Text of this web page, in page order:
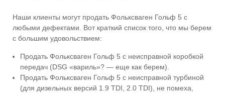
Наши клиенты могут продать Фольксваген Гольф 5 с
любыми дефектами. Вот краткий список того, что мы берем
с большим удовольствием:
Продать Фольксваген Гольф 5 с неисправной коробкой
передач (DSG «вариль»? — еще как берем).
Продать Фольксваген Гольф 5 с неисправной турбиной
(для дизельных версий 1.9 TDI, 2.0 TDI), не помеха,